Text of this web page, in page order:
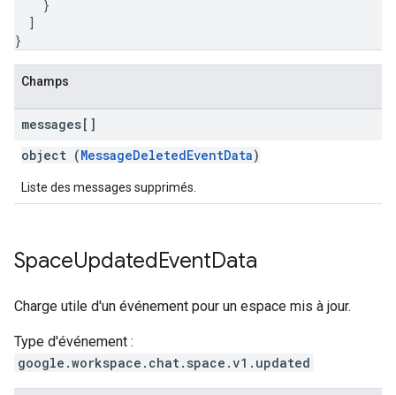
}
]
}
Champs
messages[]
object (MessageDeletedEventData)
Liste des messages supprimés.
SpaceUpdatedEventData
Charge utile d'un événement pour un espace mis à jour.
Type d'événement :
google.workspace.chat.space.v1.updated